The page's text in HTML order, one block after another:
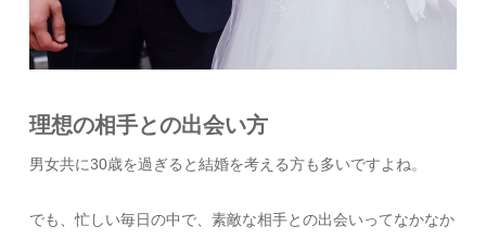
理想の相手との出会い方
男女共に30歳を過ぎると結婚を考える方も多いですよね。
でも、忙しい毎日の中で、素敵な相手との出会いってなかなか